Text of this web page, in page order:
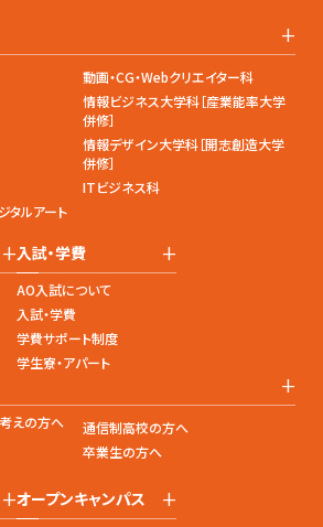
+
動画・CG・Webクリエイター科
情報ビジネス大学科［産業能率大学
併修］
情報デザイン大学科［開志創造大学
併修］
ITビジネス科
タルアート
+入試・学費 +
AO入試について
入試・学費
学費サポート制度
学生寮・アパート
+
えの方へ
通信制高校の方へ
卒業生の方へ
+オープンキャンパス +